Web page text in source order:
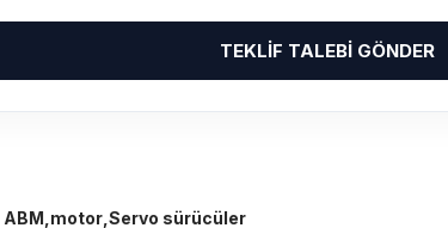
TEKLIF TALEBI GÖNDER
ABM motor Servo sürücüler